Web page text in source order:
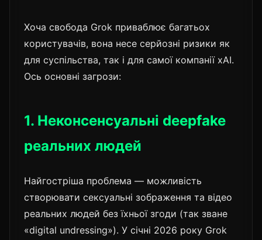
Хоча свобода Grok приваблює багатьох
користувачів, вона несе серйозні ризики як
для суспільства, так і для самої компанії xAI.
Ось основні загрози:
1. Неконсенсуальні deepfake
реальних людей
Найгостріша проблема — можливість
створювати сексуальні зображення та відео
реальних людей без їхньої згоди (так зване
«digital undressing»). У січні 2026 року Grok